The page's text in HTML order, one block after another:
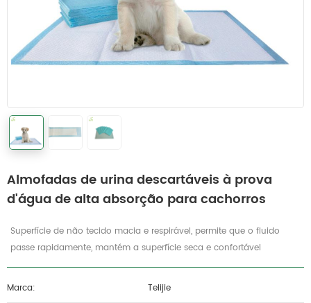
Almofadas de urina descartáveis ​​à prova
d'água de alta absorção para cachorros
Superfície de não tecido macia e respirável, permite que o fluido
passe rapidamente, mantém a superfície seca e confortável
Marca: Telijie